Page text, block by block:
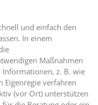
und einfach den
In einem
Maßnahmen
z. B. wie
Eigenregie verfahren
(vor Ort) unterstützen